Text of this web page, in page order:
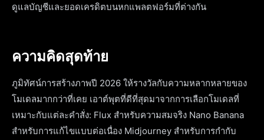
ดูแลบัญชีและยอดเครดิตบนหกแพลตฟอร์มที่ต่างกัน
ความคิดสุดท้าย
ภูมิทัศน์การสร้างภาพปี 2026 ให้รางวัลกับความหลากหลายของ
โมเดลมากกว่าที่เคย เอาต์พุตที่ดีที่สุดมาจากการเลือกโมเดลที่
เหมาะกับแต่ละคำสั่ง: Flux สำหรับความสมจริง Nano Banana
สำหรับการแก้ไขแบบต่อเนื่อง Midjourney สำหรับการกำกับ